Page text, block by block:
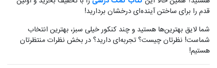
قدم را برای ساختن آینده‌ای درخشان بردارید!
شما لایق بهترین‌ها هستید و چند کنکور خیلی سبز، بهترین انتخاب
شماست! نظرتان چیست؟ تجربه‌ای دارید؟ در بخش نظرات منتظرتان
هستیم!